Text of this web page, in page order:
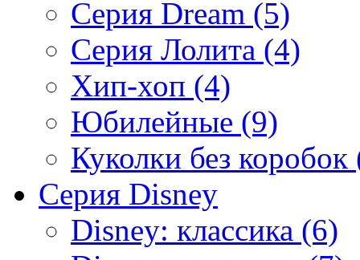
Серия Dream (5)
Серия Лолита (4)
Хип-хоп (4)
Юбилейные (9)
Куколки без коробок
Серия Disney
Disney: классика (6)